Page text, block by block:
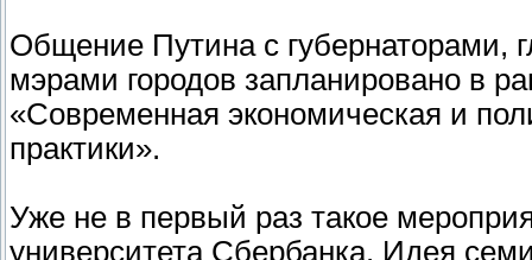
Общение Путина с губернаторами,
мэрами городов запланировано в
«Современная экономическая и
практики».
Уже не в первый раз такое
университета Сбербанка. Идея